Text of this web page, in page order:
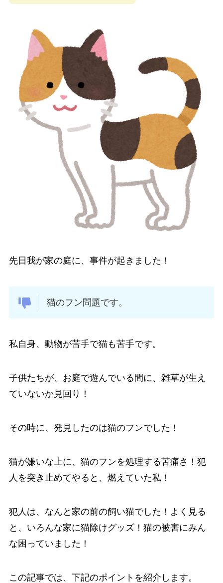
先日我が家の庭に、事件が起きました！
猫のフン問題です。
私自身、動物が苦手で猫も苦手です。
子供たちが、お庭で遊んでいる間に、雑草が生え
ていないか見回り！
その時に、発見したのは猫のフンでした！
猫が嫌いな上に、猫のフンを処理する苦痛さ！犯
人を突き止めてやると、燃えていた私！
犯人は、なんと家の前の飼い猫でした！よく見る
と、いろんな家に猫除けグッズ！猫の被害にみん
な困っていました！
この記事では、下記のポイントを紹介します。